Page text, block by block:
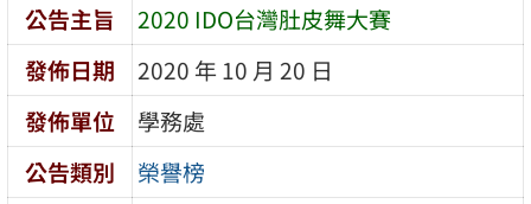
公告主旨
2020 IDO台灣肚皮舞大賽
發佈日期
2020 年 10 月 20 日
發佈單位
學務處
公告類別
榮譽榜